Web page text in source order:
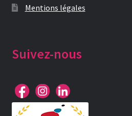
Mentions légales
Suivez-nous